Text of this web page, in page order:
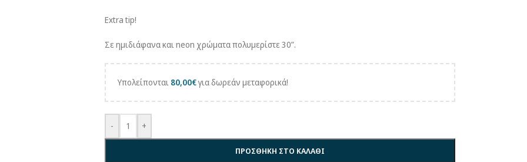
Extra tip!
Σε ημιδιάφανα και neon χρώματα πολυμερίστε 30”.
Υπολείπονται 80,00€για δωρεάν μεταφορικά!
- +
ΠΡΟΣΘΗΚΗ ΣΤΟ ΚΑΛΑΘΙ